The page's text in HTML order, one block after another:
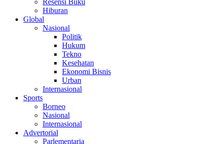
Resensi Buku
Hiburan
Global
Nasional
Politik
Hukum
Tekno
Kesehatan
Ekonomi Bisnis
Urban
Internasional
Sports
Borneo
Nasional
Internasional
Advertorial
Parlementaria